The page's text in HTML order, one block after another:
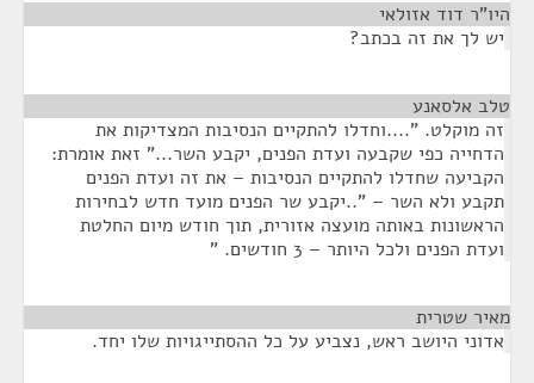
היו"ר דוד אזולאי
יש לך את זה בכתב?
טלב אלסאנע
זה מוקלט. "....וחדלו להתקיים הנסיבות המצדיקות את
הדחייה כפי שקבעה ועדת הפנים, יקבע השר..." זאת אומרת:
הקביעה שחדלו להתקיים הנסיבות – את זה ועדת הפנים
תקבע ולא השר – "..יקבע שר הפנים מועד חדש לבחירות
הראשונות באותה מועצה אזורית, תוך חודש מיום החלטת
ועדת הפנים ולכל היותר – 3 חודשים. "
מאיר שטרית
אדוני היושב ראש, נצביע על כל ההסתייגויות שלו יחד.